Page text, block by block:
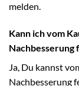
melden.
Kann ich vom
Nachbesserung
Ja, Du kannst
Nachbesserung